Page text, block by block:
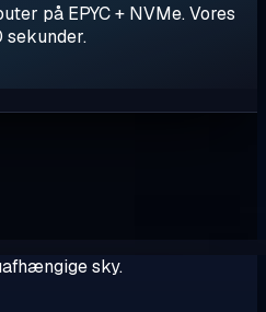
på EPYC + NVMe. Vores
sekunder.
sky.